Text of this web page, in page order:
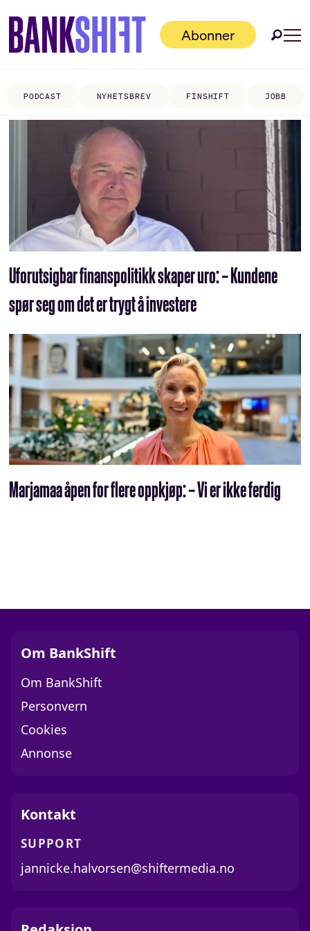
Abonner
PODCAST NYHETSBREV FINSHIFT JOBB
Tag:
finanspolitikk
Uforutsigbar finanspolitikk skaper uro: – Kundene
spør seg om det er trygt å investere
Marjamaa åpen for flere oppkjøp: – Vi er ikke ferdig
Om BankShift
Om BankShift
Personvern
Cookies
Annonse
Kontakt
SUPPORT
jannicke.halvorsen@shiftermedia.no